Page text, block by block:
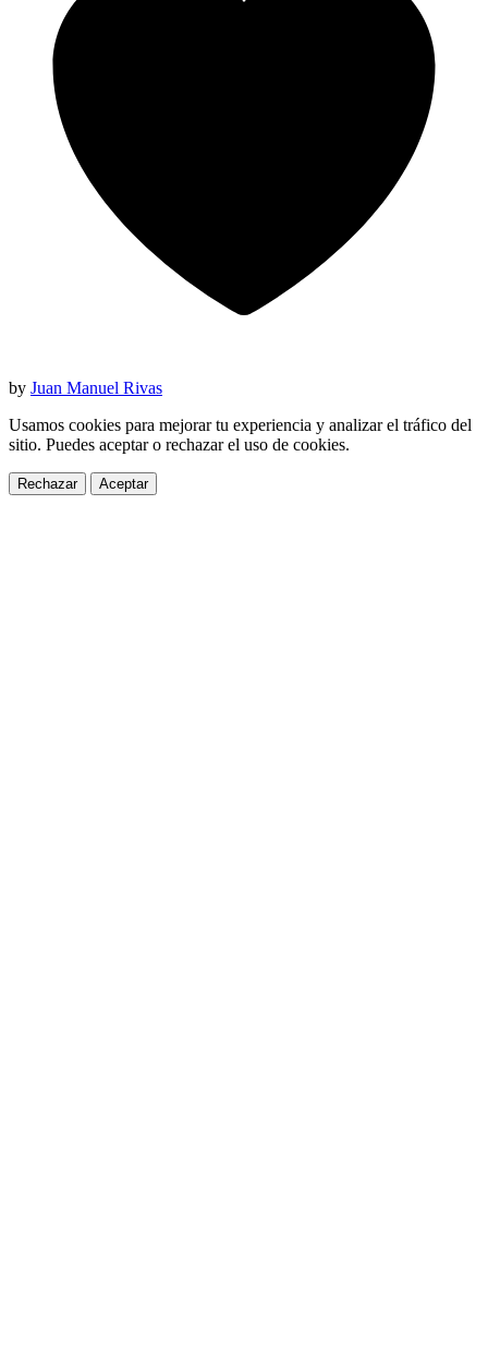
by Juan Manuel Rivas
Usamos cookies para mejorar tu experiencia y analizar el tráfico del
sitio. Puedes aceptar o rechazar el uso de cookies.
Rechazar Aceptar